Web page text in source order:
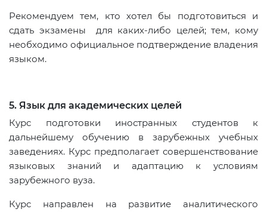
Рекомендуем тем, кто хотел бы подготовиться и
сдать экзамены для каких-либо целей; тем, кому
необходимо официальное подтверждение владения
языком.
5. Язык для академических целей
Курс подготовки иностранных студентов к
дальнейшему обучению в зарубежных учебных
заведениях. Курс предполагает совершенствование
языковых знаний и адаптацию к условиям
зарубежного вуза.
Курс направлен на развитие аналитического